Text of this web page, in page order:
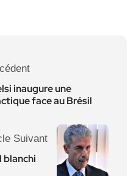
inaugure une
face au Brésil
Suivant
blanchi